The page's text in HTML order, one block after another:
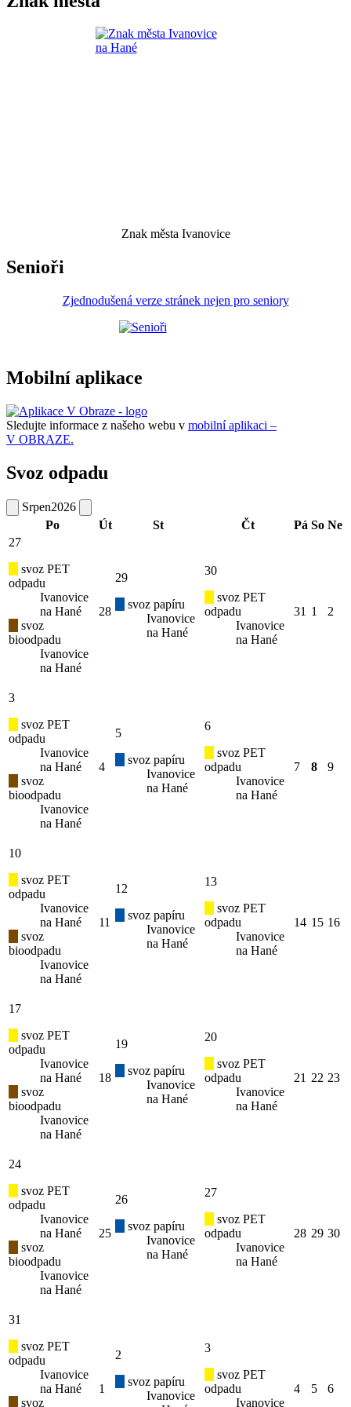
Znak města Ivanovice
Senioři
Zjednodušená verze stránek nejen pro seniory
Mobilní aplikace
Sledujte informace z našeho webu v mobilní aplikaci –
V OBRAZE.
Svoz odpadu
Srpen2026
Po
Út St Čt Pá So Ne
27
svoz PET
odpadu
Ivanovice
na Hané
svoz
bioodpadu
Ivanovice
na Hané
28
29
svoz papíru
Ivanovice
na Hané
30
svoz PET
odpadu
Ivanovice
na Hané
31 1 2
3
svoz PET
odpadu
Ivanovice
na Hané
svoz
bioodpadu
Ivanovice
na Hané
4
5
svoz papíru
Ivanovice
na Hané
6
svoz PET
odpadu
Ivanovice
na Hané
7 8 9
10
svoz PET
odpadu
Ivanovice
na Hané
svoz
bioodpadu
Ivanovice
na Hané
11
12
svoz papíru
Ivanovice
na Hané
13
svoz PET
odpadu
Ivanovice
na Hané
14 15 16
17
svoz PET
odpadu
Ivanovice
na Hané
svoz
bioodpadu
Ivanovice
na Hané
18
19
svoz papíru
Ivanovice
na Hané
20
svoz PET
odpadu
Ivanovice
na Hané
21 22 23
24
svoz PET
odpadu
Ivanovice
na Hané
svoz
bioodpadu
Ivanovice
na Hané
25
26
svoz papíru
Ivanovice
na Hané
27
svoz PET
odpadu
Ivanovice
na Hané
28 29 30
31
svoz PET
odpadu
Ivanovice
na Hané
svoz
1
2
svoz papíru
Ivanovice
3
svoz PET
odpadu
Ivanovice
4 5 6